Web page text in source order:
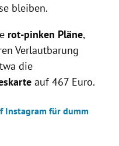
bleiben.
rot-pinken Pläne,
Verlautbarung
die
auf 467 Euro.
Instagram für dumm